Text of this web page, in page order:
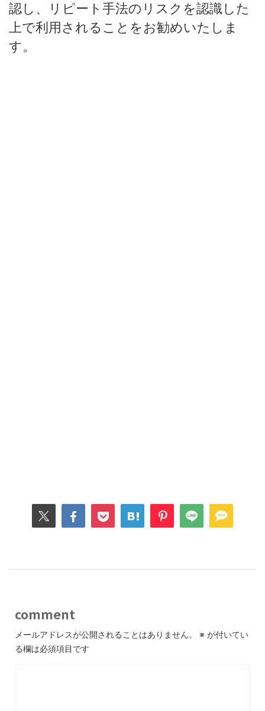
認し、リピート手法のリスクを認識した
上で利用されることをお勧めいたしま
す。
comment
メールアドレスが公開されることはありません。 ※ が付いてい
る欄は必須項目です